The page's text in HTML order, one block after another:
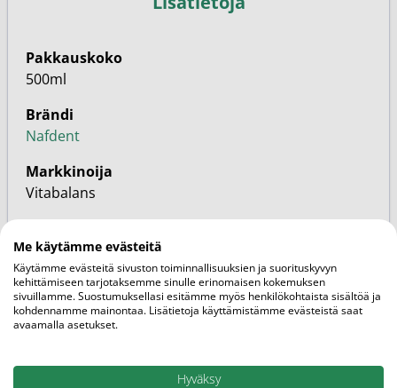
Pakkauskoko
500ml
Brändi
Nafdent
Markkinoija
Vitabalans
9207580
EAN
6410530061619
Vapaakaupan tuote
Me käytämme evästeitä
Käytämme evästeitä sivuston toiminnallisuuksien ja suorituskyvyn
kehittämiseen tarjotaksemme sinulle erinomaisen kokemuksen
sivuillamme. Suostumuksellasi esitämme myös henkilökohtaista sisältöä ja
kohdennamme mainontaa. Lisätietoja käyttämistämme evästeistä saat
avaamalla asetukset.
Hyväksy